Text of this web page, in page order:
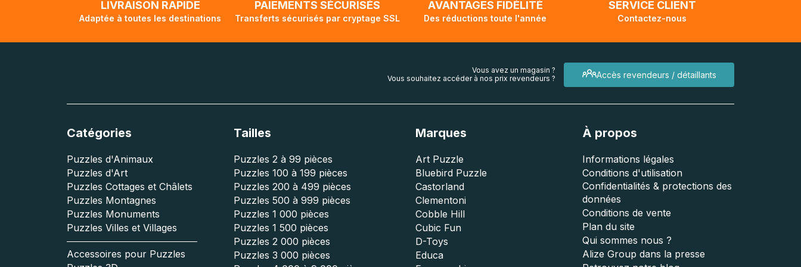
LIVRAISON RAPIDE
Adaptée à toutes les destinations
PAIEMENTS SÉCURISÉS
Transferts sécurisés par cryptage SSL
AVANTAGES FIDÉLITÉ
Des réductions toute l'année
SERVICE CLIENT
Contactez-nous
Accès revendeurs / détaillants
Vous avez un magasin ?
Vous souhaitez accéder à nos prix revendeurs ?
Catégories
Puzzles d'Animaux
Puzzles d'Art
Puzzles Cottages et Châlets
Puzzles Montagnes
Puzzles Monuments
Puzzles Villes et Villages
Accessoires pour Puzzles
Tailles
Puzzles 2 à 99 pièces
Puzzles 100 à 199 pièces
Puzzles 200 à 499 pièces
Puzzles 500 à 999 pièces
Puzzles 1 000 pièces
Puzzles 1 500 pièces
Puzzles 2 000 pièces
Puzzles 3 000 pièces
Marques
Art Puzzle
Bluebird Puzzle
Castorland
Clementoni
Cobble Hill
Cubic Fun
D-Toys
Educa
À propos
Informations légales
Conditions d'utilisation
Confidentialités & protections des
données
Conditions de vente
Plan du site
Qui sommes nous ?
Alize Group dans la presse